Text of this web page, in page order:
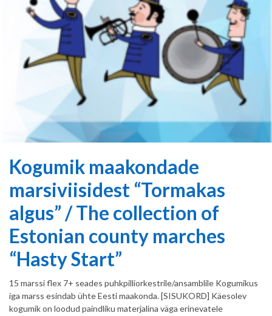
Kogumik maakondade
marsiviisidest “Tormakas
algus” / The collection of
Estonian county marches
“Hasty Start”
15 marssi flex 7+ seades puhkpilliorkestrile/ansamblile Kogumikus
iga marss esindab ühte Eesti maakonda. [SISUKORD] Käesolev
kogumik on loodud paindliku materjalina väga erinevatele